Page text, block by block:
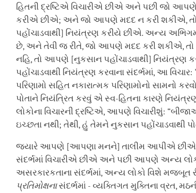
હિતની દ્રષ્ટિએ વિચારીએ છીએ અને પછી જો
કરીએ છીએ; અને જો આપણે મદદ ન કરી શકીએ,
પહોંચાડવાથી] નિયંત્રણ કરીયે છીએ. અન્ય અભિગમ
છે, અને તેવી જ રીતે, જો આપણે મદદ કરી શકીએ,
નહિ, તો આપણે [નુકસાન પહોંચાડવાથી] નિયંત્રણ
પહોંચાડવાથી નિયંત્રણ કરવાના સંદર્ભમાં, આ
પરિણામો સહિત નકારાત્મક પરિણામોનો સામનો
પોતાને નિયંત્રિત કરવું એ સ્વ-હિતના કારણે
લોકોના વિચારની દ્રષ્ટિએ, આપણે વિચારીશું:
ઇચ્છતા નથી; તેથી, હું તેમને નુકસાન પહોંચાડવાથી
જ્યારે આપણે [આપણા મનને] તાલીમ આપીએ છીએ,
સંદર્ભમાં વિચારીએ છીએ અને પછી આપણે અન્ય
અસરકારકતાના સંદર્ભમાં, અન્ય લોકો વિશે મજબૂત
પ્રતિમોક્ષનાસંદર્ભમાં - વ્યક્તિગત મુક્તિના વ્રત,